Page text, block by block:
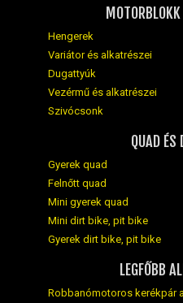
Hengerek
Variátor és alkatrészei
Dugattyúk
Vezérmű és alkatrészei
Szivócsonk
QUAD
Gyerek quad
Felnőtt quad
Mini gyerek quad
Mini dirt bike, pit bike
Gyerek dirt bike, pit bike
LEGFŐBB
Robbanómotoros kerékpár